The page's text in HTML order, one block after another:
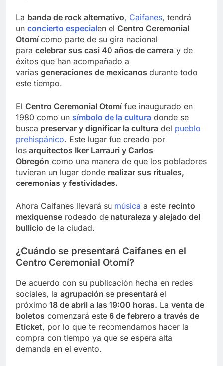
La banda de rock alternativo, Caifanes, tendrá
un concierto especialen el Centro Ceremonial
Otomí como parte de su gira nacional
para celebrar sus casi 40 años de carrera y de
éxitos que han acompañado a
varias generaciones de mexicanos durante todo
este tiempo.
El Centro Ceremonial Otomí fue inaugurado en
1980 como un símbolo de la cultura donde se
busca preservar y dignificar la cultura del pueblo
prehispánico. Este lugar fue creado por
los arquitectos Iker Larrauri y Carlos
Obregón como una manera de que los pobladores
tuvieran un lugar donde realizar sus rituales,
ceremonias y festividades.
Ahora Caifanes llevará su música a este recinto
mexiquense rodeado de naturaleza y alejado del
bullicio de la ciudad.
¿Cuándo se presentará Caifanes en el
Centro Ceremonial Otomí?
De acuerdo con su publicación hecha en redes
sociales, la agrupación se presentará el
próximo 18 de abril a las 19:00 horas. La venta de
boletos comenzará este 6 de febrero a través de
Eticket, por lo que te recomendamos hacer la
compra con tiempo ya que se espera alta
demanda en el evento.